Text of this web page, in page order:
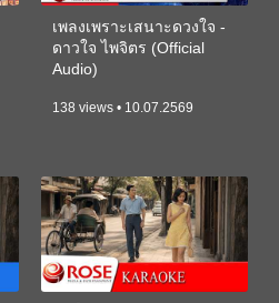
เพลงเพราะเสนาะดวงใจ -
ดาวใจ ไพจิตร (Official
Audio)
138 views • 10.07.2569